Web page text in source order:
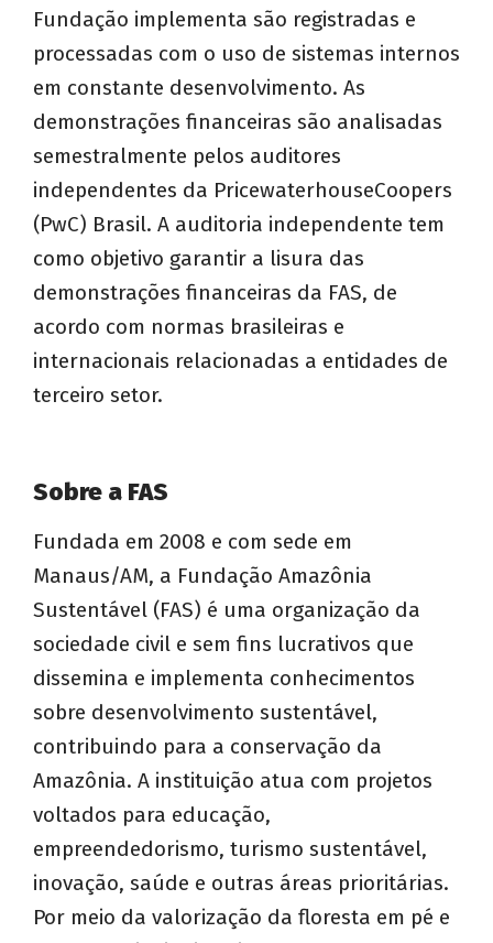
Fundação implementa são registradas e
processadas com o uso de sistemas internos
em constante desenvolvimento. As
demonstrações financeiras são analisadas
semestralmente pelos auditores
independentes da PricewaterhouseCoopers
(PwC) Brasil. A auditoria independente tem
como objetivo garantir a lisura das
demonstrações financeiras da FAS, de
acordo com normas brasileiras e
internacionais relacionadas a entidades de
terceiro setor.
Sobre a FAS
Fundada em 2008 e com sede em
Manaus/AM, a Fundação Amazônia
Sustentável (FAS) é uma organização da
sociedade civil e sem fins lucrativos que
dissemina e implementa conhecimentos
sobre desenvolvimento sustentável,
contribuindo para a conservação da
Amazônia. A instituição atua com projetos
voltados para educação,
empreendedorismo, turismo sustentável,
inovação, saúde e outras áreas prioritárias.
Por meio da valorização da floresta em pé e